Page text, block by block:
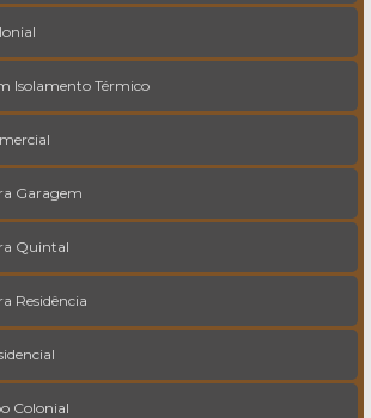
Isolamento Térmico
Garagem
Quintal
Residência
Colonial